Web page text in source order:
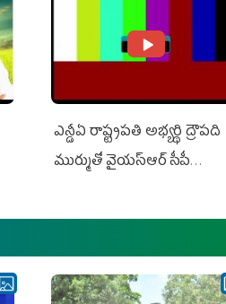
ఎన్డీఏ రాష్ట్ర‌ప‌తి అభ్య‌ర్థి ద్రౌప‌ది
ముర్ముతో వైయ‌స్ఆర్ సీపీ
ఎమ్మెల్యేలు, ఎంపీల స‌మావేశం